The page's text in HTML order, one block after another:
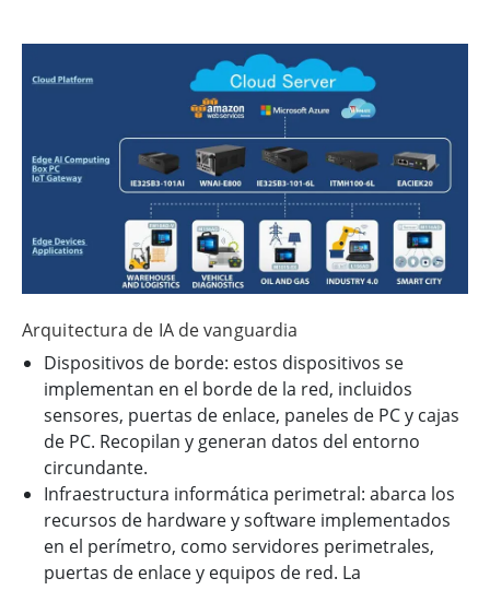
Arquitectura de IA de vanguardia
Dispositivos de borde: estos dispositivos se
implementan en el borde de la red, incluidos
sensores, puertas de enlace, paneles de PC y cajas
de PC. Recopilan y generan datos del entorno
circundante.
Infraestructura informática perimetral: abarca los
recursos de hardware y software implementados
en el perímetro, como servidores perimetrales,
puertas de enlace y equipos de red. La